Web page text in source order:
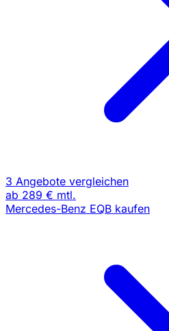
3 Angebote vergleichen
ab 289 € mtl.
Mercedes-Benz EQB kaufen